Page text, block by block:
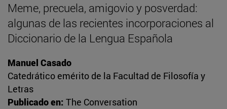
Meme, precuela, amigovio y posverdad:
algunas de las recientes incorporaciones al
Diccionario de la Lengua Española
Manuel Casado
Catedrático emérito de la Facultad de Filosofía y
Letras
Publicado en: The Conversation